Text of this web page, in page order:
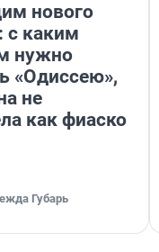
нового
с каким
нужно
«Одиссею»,
не
как фиаско
Губарь